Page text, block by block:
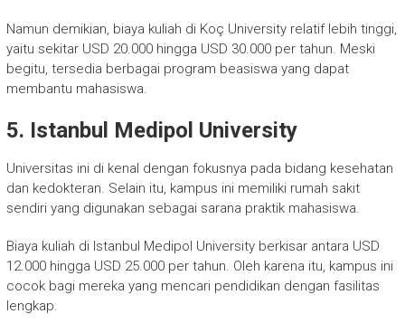
Namun demikian, biaya kuliah di Koç University relatif lebih tinggi,
yaitu sekitar USD 20.000 hingga USD 30.000 per tahun. Meski
begitu, tersedia berbagai program beasiswa yang dapat
membantu mahasiswa.
5. Istanbul Medipol University
Universitas ini di kenal dengan fokusnya pada bidang kesehatan
dan kedokteran. Selain itu, kampus ini memiliki rumah sakit
sendiri yang digunakan sebagai sarana praktik mahasiswa.
Biaya kuliah di Istanbul Medipol University berkisar antara USD
12.000 hingga USD 25.000 per tahun. Oleh karena itu, kampus ini
cocok bagi mereka yang mencari pendidikan dengan fasilitas
lengkap.